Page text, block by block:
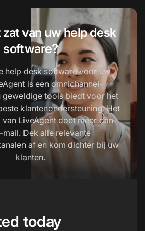
van uw help desk
software?
help desk software voor uw
is een omnichannel-
geweldige tools biedt voor het
klantenondersteuning. Het
LiveAgent doet meer dan
mail. Dek alle relevante
af en kom dichter bij uw
klanten.
today